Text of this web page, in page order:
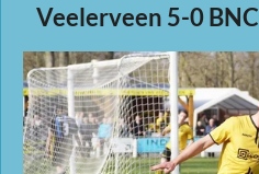
Veelerveen 5-0 BNC